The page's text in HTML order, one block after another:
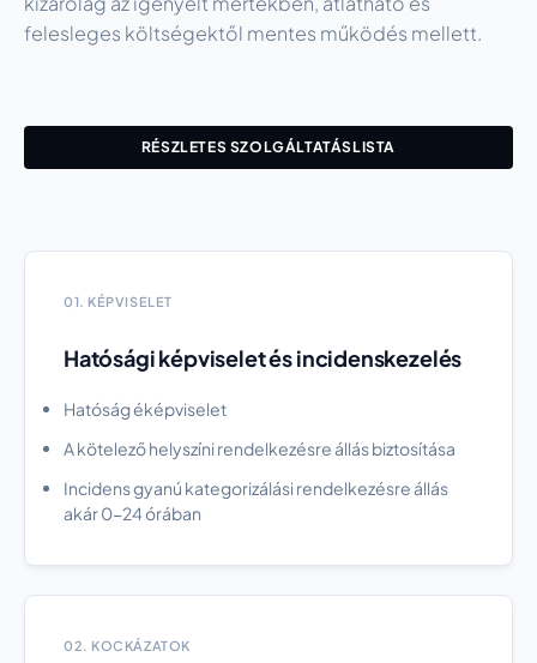
felesleges költségektől mentes működés mellett.
RÉSZLETES SZOLGÁLTATÁSLISTA
01. KÉPVISELET
Hatósági képviselet és incidenskezelés
Hatóság éképviselet
A kötelező helyszíni rendelkezésre állás biztosítása
Incidens gyanú kategorizálási rendelkezésre állás
akár 0-24 órában
02. KOCKÁZATOK